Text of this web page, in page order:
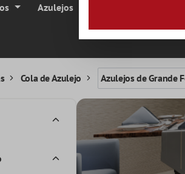
Azulejos
Cola de Azulejo Azulejos de Grande